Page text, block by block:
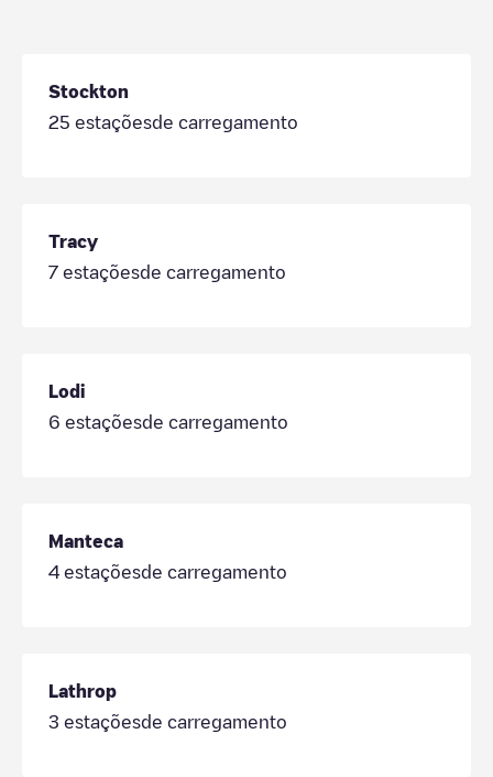
Stockton
25 estaçõesde carregamento
Tracy
7 estaçõesde carregamento
Lodi
6 estaçõesde carregamento
Manteca
4 estaçõesde carregamento
Lathrop
3 estaçõesde carregamento